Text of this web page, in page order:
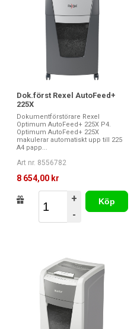
Dok.först Rexel AutoFeed+
225X
Dokumentförstörare Rexel
Optimum AutoFeed+ 225X P4.
Optimum AutoFeed+ 225X
makulerar automatiskt upp till 225
A4 papp...
Art nr. 8556782
8 654,00 kr
+
-
Köp